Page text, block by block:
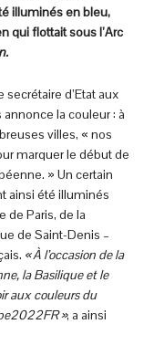
illuminés en bleu,
qui flottait sous l’Arc
secrétaire d’Etat aux
la couleur : à
villes, « nos
marquer le début de
» Un certain
ainsi été illuminés
de Paris, de la
de Saint-Denis –
« À l’occasion de la
la Basilique et le
aux couleurs du
», a ainsi